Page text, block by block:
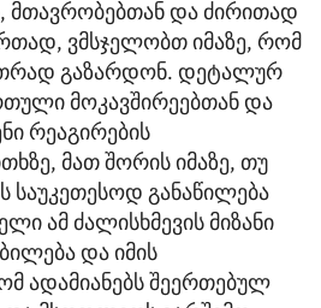
და ძირითად
ვმსჯელობთ იმაზე, რომ
გაზარდონ. დეტალურ
მოკავშირეებთან და
რეაგირების
მათ შორის იმაზე, თუ
საუკეთესოდ განაწილება
ამ ძალისხმევის მიზანი
და იმის
ადამიანებს შეერთებულ